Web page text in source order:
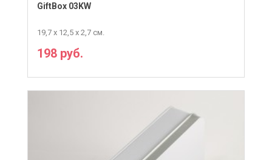
GiftBox 03KW
19,7 х 12,5 х 2,7 см.
198 руб.